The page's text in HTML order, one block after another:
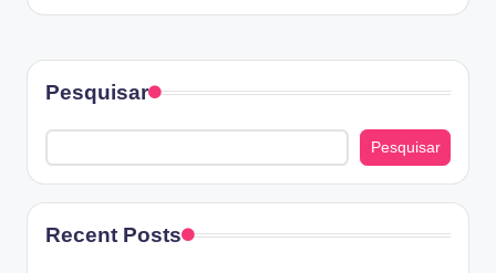
Pesquisar
Pesquisar
Recent Posts